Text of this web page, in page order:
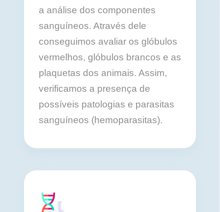
a análise dos componentes
sanguíneos. Através dele
conseguimos avaliar os glóbulos
vermelhos, glóbulos brancos e as
plaquetas dos animais. Assim,
verificamos a presença de
possíveis patologias e parasitas
sanguíneos (hemoparasitas).